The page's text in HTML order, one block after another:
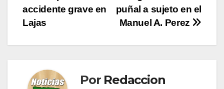
de
entradas
puñal a sujeto en el
Manuel A. Perez
accidente grave en
Lajas
Por Redaccion